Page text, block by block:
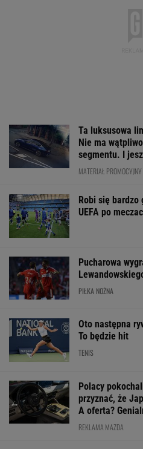
Ta luksusowa
Nie ma
segmentu. I
MATERIAŁ PROMOCYJNY
Robi się
UEFA po
Pucharowa
PIŁKA NOŻNA
Oto następna
To będzie hit
TENIS
Polacy
przyznać, że
A oferta?
REKLAMA MAZDA